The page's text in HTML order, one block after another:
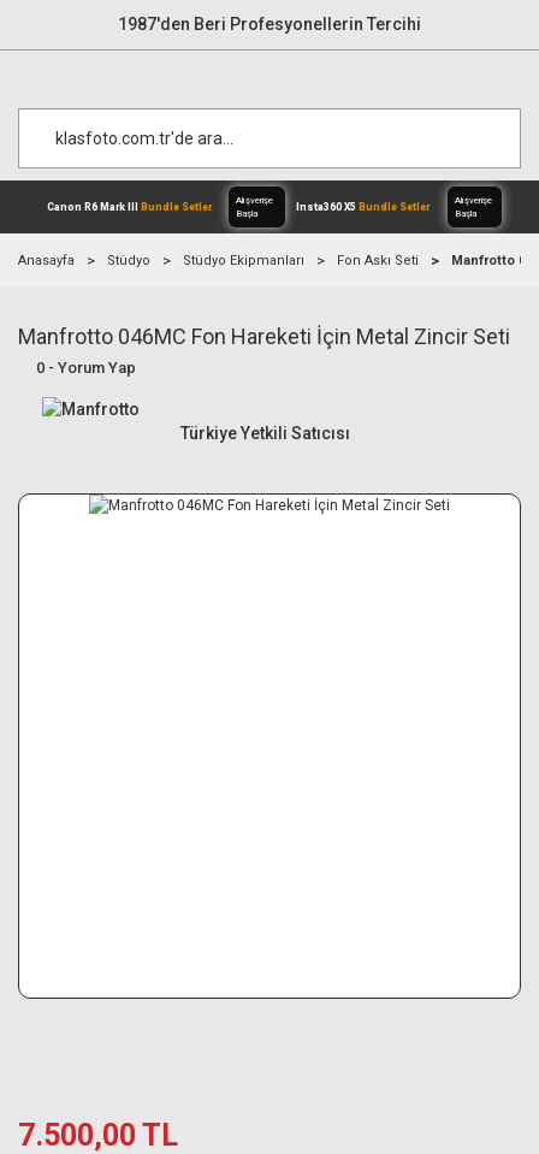
1987'den Beri Profesyonellerin Tercihi
Canon R6 Mark IIIBundle Setler
Alışverişe
Anasayfa Stüdyo Stüdyo Ekipmanları Fon Askı Seti Manfrotto
Manfrotto 046MC Fon Hareketi İçin Metal Zincir Seti
0 - Yorum Yap
Türkiye Yetkili Satıcısı
7.500,00 TL